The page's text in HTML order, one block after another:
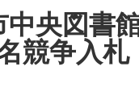
央図書
競争入